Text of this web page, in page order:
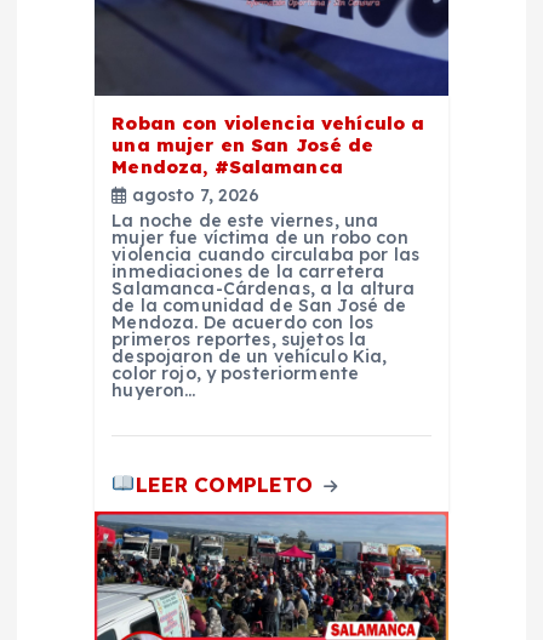
Roban con violencia vehículo a
una mujer en San José de
Mendoza, #Salamanca
agosto 7, 2026
La noche de este viernes, una
mujer fue víctima de un robo con
violencia cuando circulaba por las
inmediaciones de la carretera
Salamanca-Cárdenas, a la altura
de la comunidad de San José de
Mendoza. De acuerdo con los
primeros reportes, sujetos la
despojaron de un vehículo Kia,
color rojo, y posteriormente
huyeron…
LEER COMPLETO